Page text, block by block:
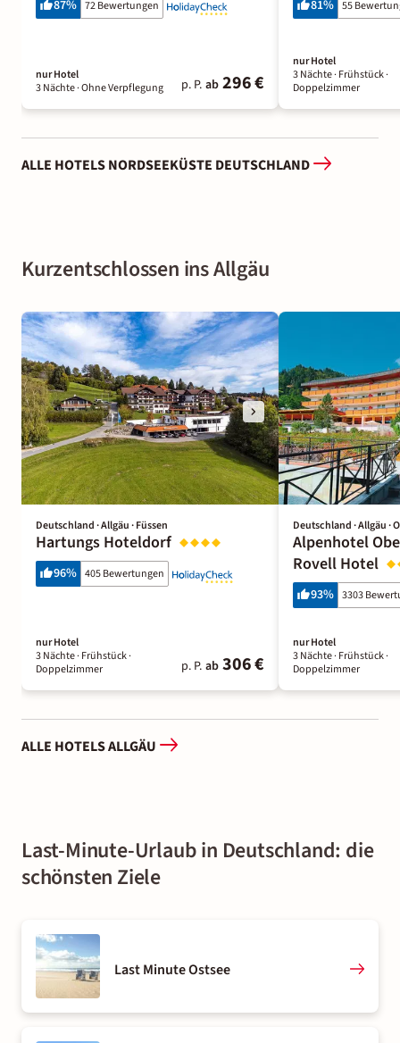
87% 72 Bewertungen
nur Hotel
3 Nächte· Ohne Verpflegung p. P. ab 296 €
81% 55
nur Hotel
3 Nächte· Frühstück·
Doppelzimmer
ALLE HOTELS NORDSEEKÜSTE DEUTSCHLAND
Kurzentschlossen ins Allgäu
Deutschland · Allgäu · Füssen
Hartungs Hoteldorf
96% 405 Bewertungen
nur Hotel
3 Nächte· Frühstück·
Doppelzimmer
p. P. ab 306 €
Deutschland · Allgäu ·
Alpenhotel
Rovell Hotel
93% 3303
nur Hotel
3 Nächte· Frühstück·
Doppelzimmer
ALLE HOTELS ALLGÄU
Last-Minute-Urlaub in Deutschland: die
schönsten Ziele
Last Minute Ostsee